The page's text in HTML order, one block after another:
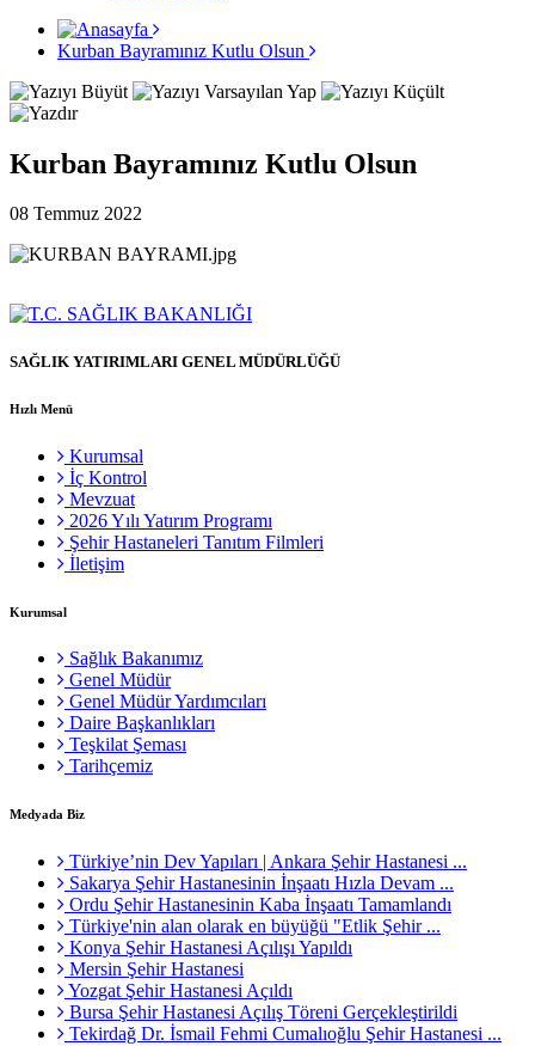
Kurban Bayramınız Kutlu Olsun
Kurban Bayramınız Kutlu Olsun
08 Temmuz 2022
SAĞLIK YATIRIMLARI GENEL MÜDÜRLÜĞÜ
Hızlı Menü
Kurumsal
İç Kontrol
Mevzuat
2026 Yılı Yatırım Programı
Şehir Hastaneleri Tanıtım Filmleri
İletişim
Kurumsal
Sağlık Bakanımız
Genel Müdür
Genel Müdür Yardımcıları
Daire Başkanlıkları
Teşkilat Şeması
Tarihçemiz
Medyada Biz
Türkiye’nin Dev Yapıları | Ankara Şehir Hastanesi ...
Sakarya Şehir Hastanesinin İnşaatı Hızla Devam ...
Ordu Şehir Hastanesinin Kaba İnşaatı Tamamlandı
Türkiye'nin alan olarak en büyüğü "Etlik Şehir ...
Konya Şehir Hastanesi Açılışı Yapıldı
Mersin Şehir Hastanesi
Yozgat Şehir Hastanesi Açıldı
Bursa Şehir Hastanesi Açılış Töreni Gerçekleştirildi
Tekirdağ Dr. İsmail Fehmi Cumalıoğlu Şehir Hastanesi ...